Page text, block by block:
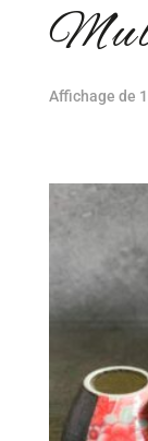
Affichage de